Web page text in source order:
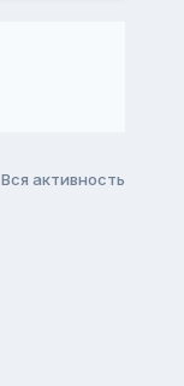
Вся активность